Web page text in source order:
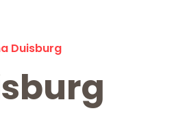
Duisburg